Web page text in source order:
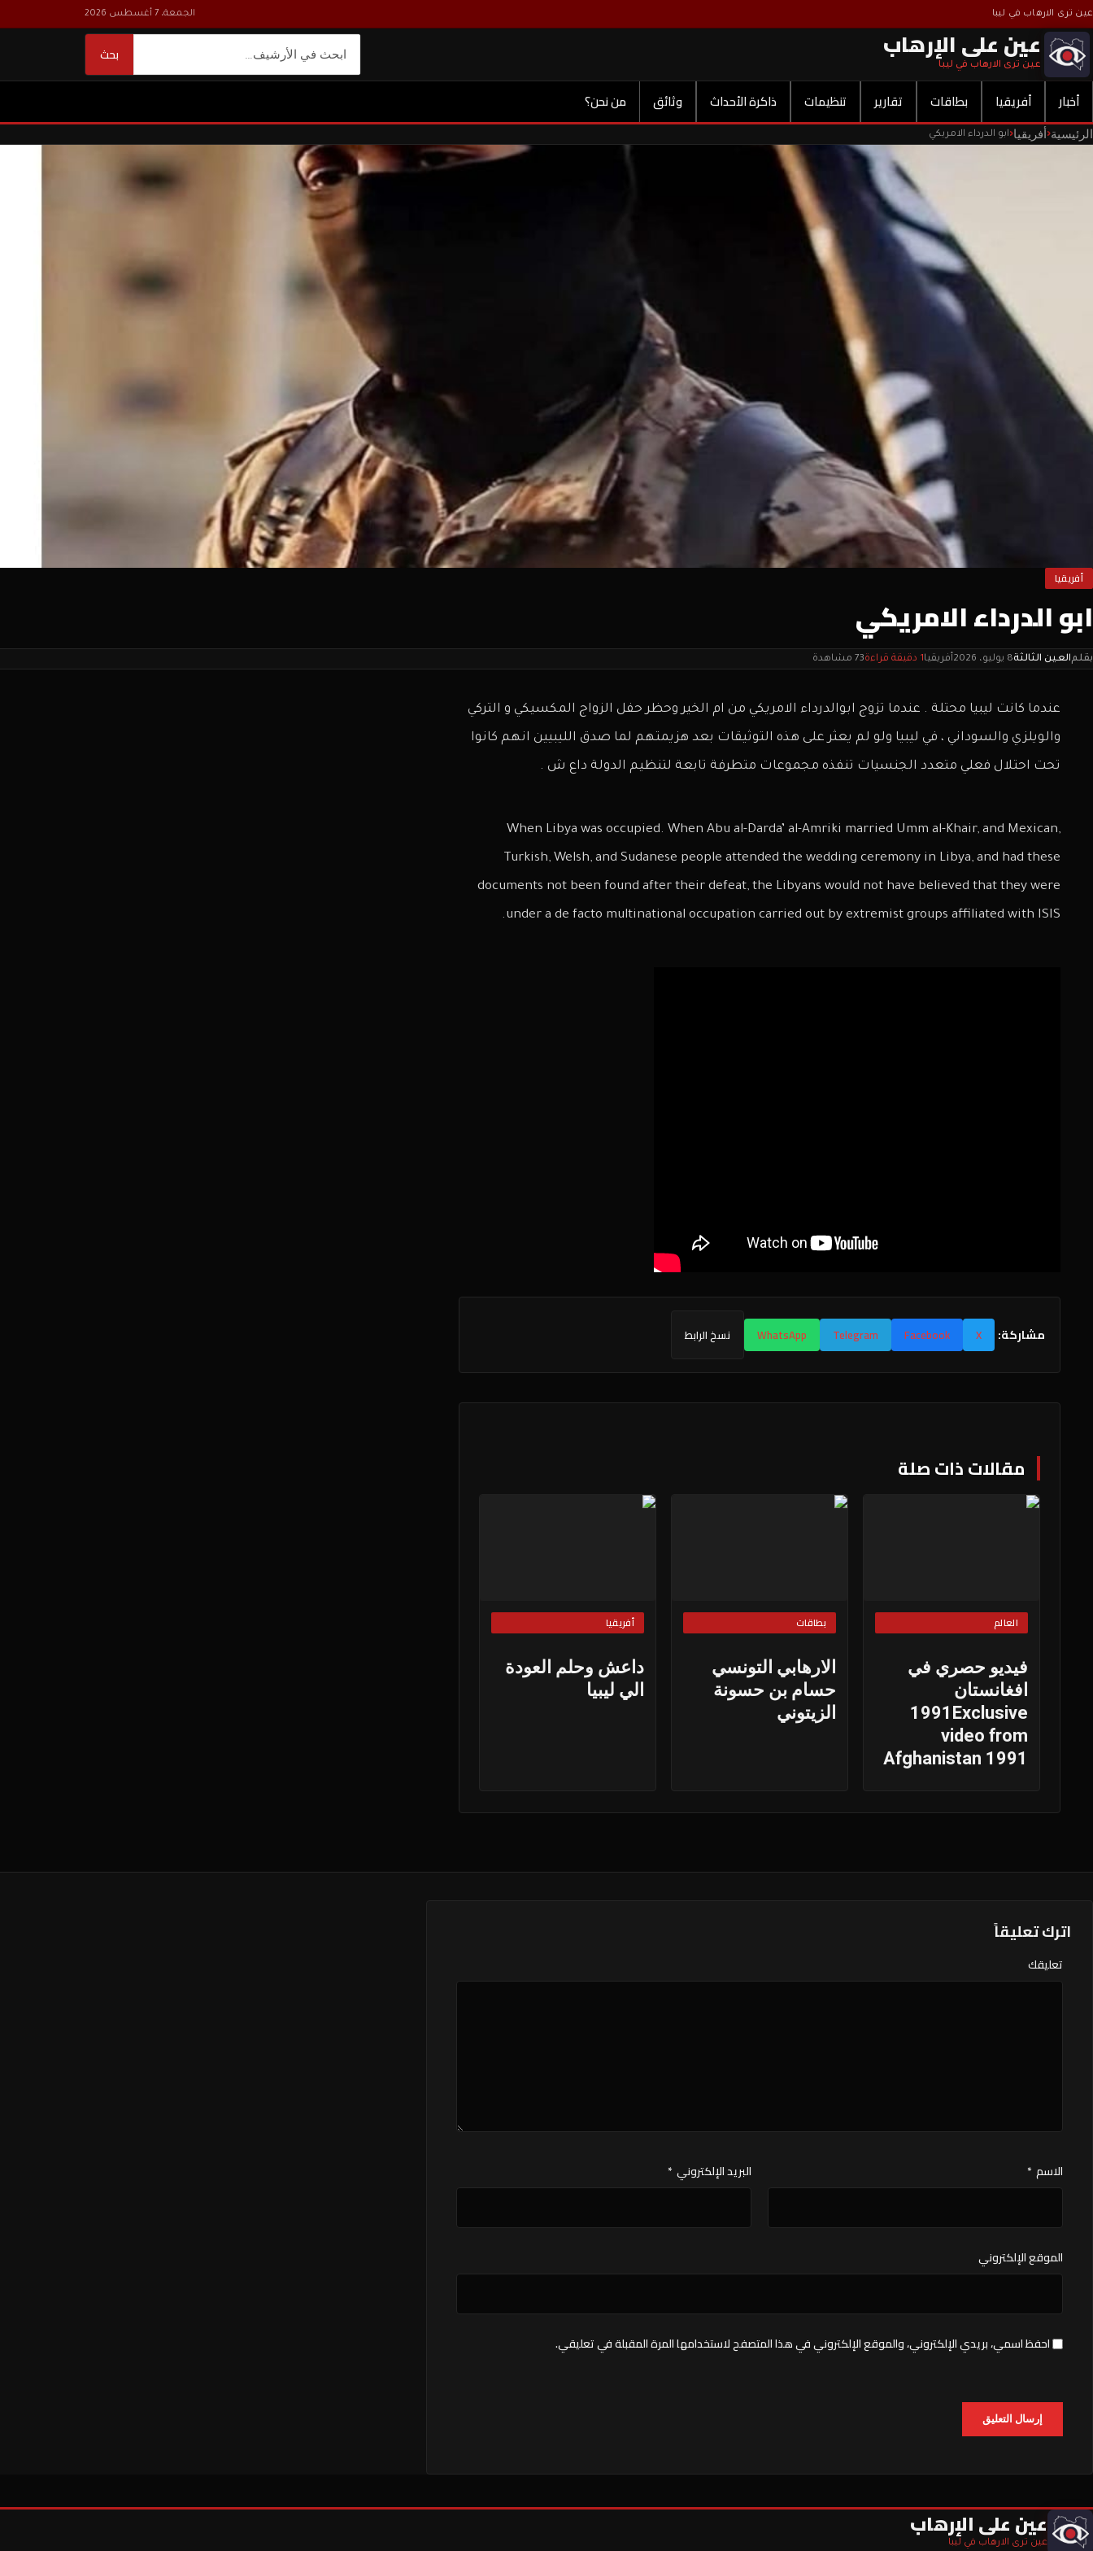
عين ترى الارهاب في ليبا الجمعة، 7 أغسطس 2026
عين على الإرهاب
عين ترى الارهاب في ليبا
بحث
أخبار أفريقيا بطاقات تقارير تنظيمات ذاكرة الأحداث وثائق من نحن؟
الرئيسية‹أفريقيا‹ابو الدرداء الامريكي
أفريقيا
ابو الدرداء الامريكي
بقلمالعين الثالثة8 يوليو، 2026 أفريقيا1 دقيقة قراءة 73 مشاهدة
عندما كانت ليبيا محتلة . عندما تزوج ابوالدرداء الامريكي من ام الخير وحظر حفل الزواج المكسيكي و التركي
والويلزي والسوداني ، في ليبيا ولو لم يعثر على هذه التوثيقات بعد هزيمتهم لما صدق الليبيين انهم كانوا
تحت احتلال فعلي متعدد الجنسيات تنفذه مجموعات متطرفة تابعة لتنظيم الدولة داع ش .
When Libya was occupied. When Abu al-Darda’ al-Amriki married Umm al-Khair, and Mexican,
Turkish, Welsh, and Sudanese people attended the wedding ceremony in Libya, and had these
documents not been found after their defeat, the Libyans would not have believed that they were
under a de facto multinational occupation carried out by extremist groups affiliated with ISIS.
مشاركة: X
Facebook
Telegram
WhatsApp نسخ الرابط
مقالات ذات صلة
العالم
فيديو حصري في
افغانستان
1991Exclusive
video from
Afghanistan 1991
بطاقات
الارهابي التونسي
حسام بن حسونة
الزيتوني
أفريقيا
داعش وحلم العودة
الي ليبيا
اترك تعليقاً
تعليقك
الاسم * البريد الإلكتروني *
الموقع الإلكتروني
احفظ اسمي، بريدي الإلكتروني، والموقع الإلكتروني في هذا المتصفح لاستخدامها المرة المقبلة في تعليقي.
عين على الإرهاب
عين ترى الارهاب في ليبا